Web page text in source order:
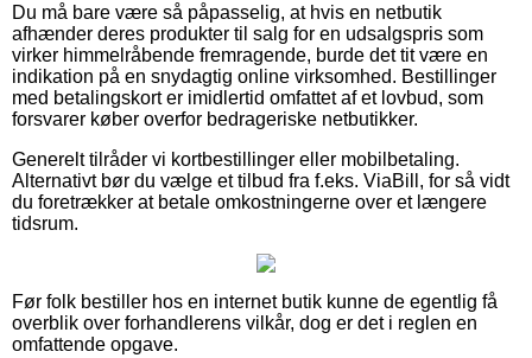
Du må bare være så påpasselig, at hvis en netbutik
afhænder deres produkter til salg for en udsalgspris som
virker himmelråbende fremragende, burde det tit være en
indikation på en snydagtig online virksomhed. Bestillinger
med betalingskort er imidlertid omfattet af et lovbud, som
forsvarer køber overfor bedrageriske netbutikker.
Generelt tilråder vi kortbestillinger eller mobilbetaling.
Alternativt bør du vælge et tilbud fra f.eks. ViaBill, for så vidt
du foretrækker at betale omkostningerne over et længere
tidsrum.
Før folk bestiller hos en internet butik kunne de egentlig få
overblik over forhandlerens vilkår, dog er det i reglen en
omfattende opgave.